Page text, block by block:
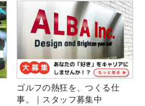
ゴルフの熱狂を、つくる仕
事。｜スタッフ募集中